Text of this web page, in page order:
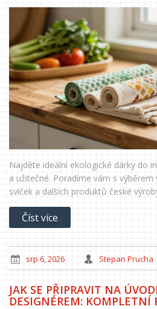
Najděte ideální ekologické dárky do
a užitečné. Poradíme vám s
svíček a dalších produktů české
Číst více
srp 6, 2026 Stepan Prucha
JAK SE PŘIPRAVIT NA
DESIGNÉREM: KOMPLETNÍ